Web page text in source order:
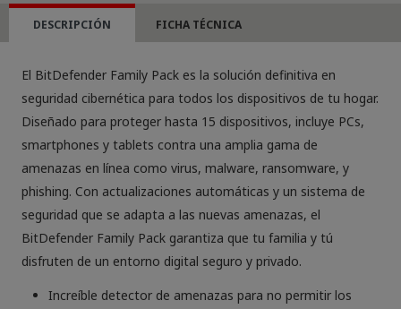
año
cantidad
DESCRIPCIÓN FICHA TÉCNICA
El BitDefender Family Pack es la solución definitiva en
seguridad cibernética para todos los dispositivos de tu hogar.
Diseñado para proteger hasta 15 dispositivos, incluye PCs,
smartphones y tablets contra una amplia gama de
amenazas en línea como virus, malware, ransomware, y
phishing. Con actualizaciones automáticas y un sistema de
seguridad que se adapta a las nuevas amenazas, el
BitDefender Family Pack garantiza que tu familia y tú
disfruten de un entorno digital seguro y privado.
Increíble detector de amenazas para no permitir los